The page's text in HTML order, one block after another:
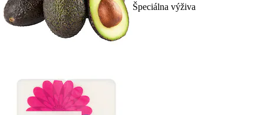
Špeciálna výživa